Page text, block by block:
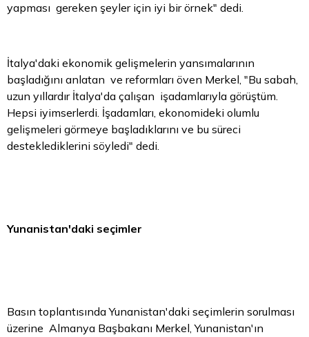
yapması gereken şeyler için iyi bir örnek" dedi.
İtalya'daki ekonomik gelişmelerin yansımalarının
başladığını anlatan ve reformları öven Merkel, "Bu sabah,
uzun yıllardır İtalya'da çalışan işadamlarıyla görüştüm.
Hepsi iyimserlerdi. İşadamları, ekonomideki olumlu
gelişmeleri görmeye başladıklarını ve bu süreci
desteklediklerini söyledi" dedi.
Yunanistan'daki seçimler
Basın toplantısında Yunanistan'daki seçimlerin sorulması
üzerine Almanya Başbakanı Merkel, Yunanistan'ın